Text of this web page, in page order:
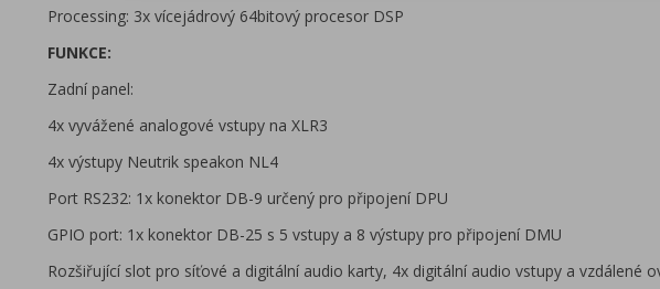
Processing: 3x vícejádrový 64bitový procesor DSP
FUNKCE:
Zadní panel:
4x vyvážené analogové vstupy na XLR3
4x výstupy Neutrik speakon NL4
Port RS232: 1x konektor DB-9 určený pro připojení DPU
GPIO port: 1x konektor DB-25 s 5 vstupy a 8 výstupy pro připojení DMU
Rozšiřující slot pro síťové a digitální audio karty, 4x digitální audio vstupy a vzdálené